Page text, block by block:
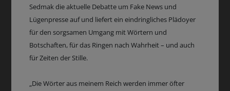
Sedmak die aktuelle Debatte um Fake News und
Lügenpresse auf und liefert ein eindringliches Plädoyer
für den sorgsamen Umgang mit Wörtern und
Botschaften, für das Ringen nach Wahrheit – und auch
für Zeiten der Stille.
„Die Wörter aus meinem Reich werden immer öfter